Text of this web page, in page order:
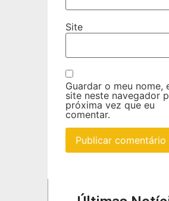
Site
Guardar o meu nome,
site neste navegador
próxima vez que eu
comentar.